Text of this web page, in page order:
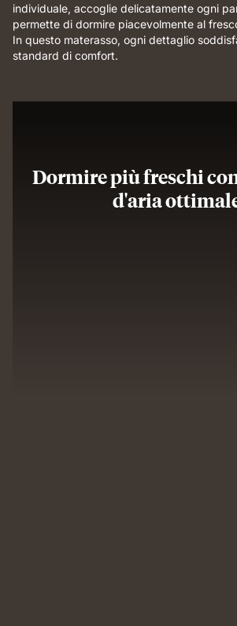
individuale, accoglie delicatamente ogni
permette di dormire piacevolmente al
In questo materasso, ogni dettaglio
standard di comfort.
Dormire più freschi
d'aria